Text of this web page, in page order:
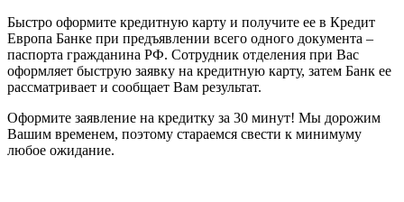
Быстро оформите кредитную карту и получите ее в Кредит
Европа Банке при предъявлении всего одного документа –
паспорта гражданина РФ. Сотрудник отделения при Вас
оформляет быструю заявку на кредитную карту, затем Банк ее
рассматривает и сообщает Вам результат.
Оформите заявление на кредитку за 30 минут! Мы дорожим
Вашим временем, поэтому стараемся свести к минимуму
любое ожидание.